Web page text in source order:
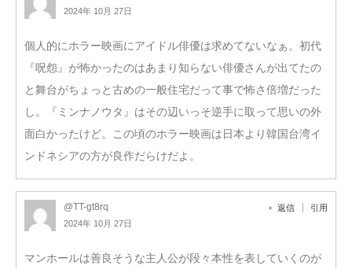
2024年 10月 27日
個人的にホラー映画にアイドル俳優は求めてないなぁ。初代
『呪怨』が怖かったのはあまり知らない俳優さんが出てたの
と舞台がちょっと古めの一般住宅だって事で怖さ倍増だった
し。『ミンナノウタ』はその辺いっそ逆手に取って思いの外
面白かったけど。この頃のホラー映画は日本より韓国台湾イ
ンドネシアの方が良作だらけだよ。
@TT-gt8rq
2024年 10月 27日
返信 引用
マンホールは善良そうな主人公が段々本性を表していくのが